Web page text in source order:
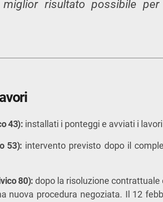
risultato possibile
43): installati i ponteggi e avviati i
53): intervento previsto dopo il
80): dopo la risoluzione
nuova procedura negoziata. Il 12